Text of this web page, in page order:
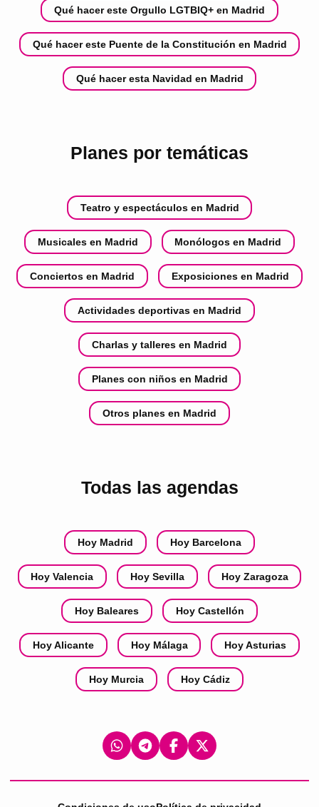
Qué hacer este Orgullo LGTBIQ+ en Madrid
Qué hacer este Puente de la Constitución en Madrid
Qué hacer esta Navidad en Madrid
Planes por temáticas
Teatro y espectáculos en Madrid
Musicales en Madrid Monólogos en Madrid
Conciertos en Madrid Exposiciones en Madrid
Actividades deportivas en Madrid
Charlas y talleres en Madrid
Planes con niños en Madrid
Otros planes en Madrid
Todas las agendas
Hoy Madrid Hoy Barcelona
Hoy Valencia Hoy Sevilla Hoy Zaragoza
Hoy Baleares Hoy Castellón
Hoy Alicante Hoy Málaga Hoy Asturias
Hoy Murcia Hoy Cádiz